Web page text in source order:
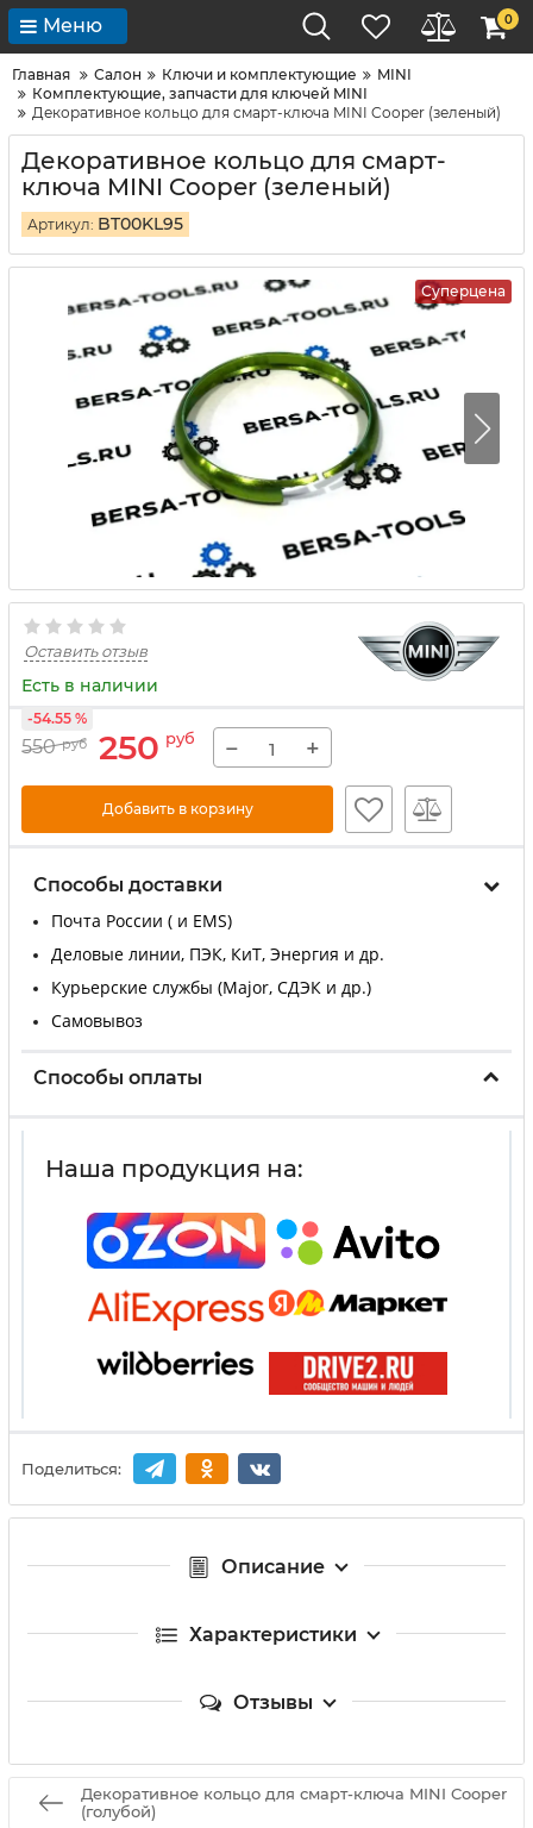
Меню 0
Главная Салон Ключи и комплектующие
MINI
Комплектующие, запчасти для ключей MINI
Декоративное кольцо для смарт-ключа MINI Cooper (зеленый)
Декоративное кольцо для смарт-
ключа MINI Cooper (зеленый)
Артикул: BT00KL95
Суперцена
Оставить отзыв
Есть в наличии
550 руб 250 руб
-54.55 %
− +
Добавить в корзину
Способы доставки
Почта России ( и EMS)
Деловые линии, ПЭК, КиТ, Энергия и др.
Курьерские службы (Major, СДЭК и др.)
Самовывоз
Способы оплаты
Наша продукция на:
Поделиться:
Описание
Характеристики
Отзывы
Декоративное кольцо для смарт-ключа MINI Cooper
(голубой)